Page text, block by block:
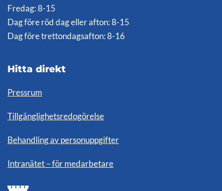
Fredag: 8-15
Dag före röd dag eller afton: 8-15
Dag före trettondagsafton: 8-16
Hitta direkt
Pressrum
Tillgänglighetsredogörelse
Behandling av personuppgifter
Intranätet – för medarbetare